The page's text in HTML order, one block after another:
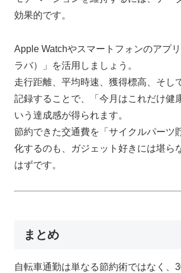
効果的です。
Apple Watchやスマートフォンのアプ
ラバ）」を活用しましょう。
走行距離、平均時速、獲得標高、そし
記録することで、「今月はこれだけ健
いう達成感が得られます。
節約できた交通費を「サイクルパーツ
化するのも、ガジェット好きには堪ら
はずです。
まとめ
自転車通勤は単なる節約術ではなく、